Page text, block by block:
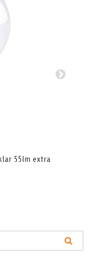
klar 55lm extra